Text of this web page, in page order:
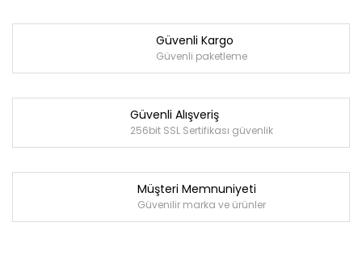
Güvenli Kargo
Güvenli paketleme
Güvenli Alışveriş
256bit SSL Sertifikası güvenlik
Müşteri Memnuniyeti
Güvenilir marka ve ürünler